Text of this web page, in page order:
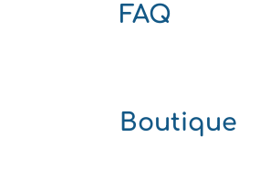
FAQ
Boutique